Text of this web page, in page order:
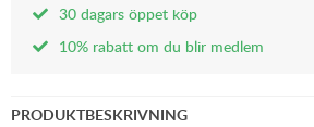
30 dagars öppet köp
10% rabatt om du blir medlem
PRODUKTBESKRIVNING